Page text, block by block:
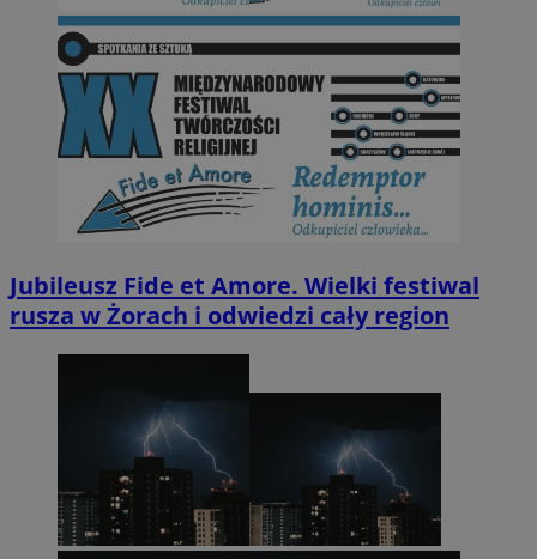
Jubileusz Fide et Amore. Wielki festiwal
rusza w Żorach i odwiedzi cały region